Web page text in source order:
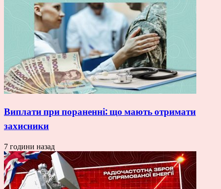
Виплати при пораненні: що мають отримати
захисники
7 години назад